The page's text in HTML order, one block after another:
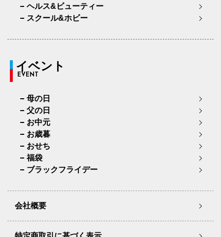
ヘルス&ビューティー
スクール&ホビー
イベント
EVENT
母の日
父の日
お中元
お歳暮
おせち
福袋
ブラックフライデー
会社概要